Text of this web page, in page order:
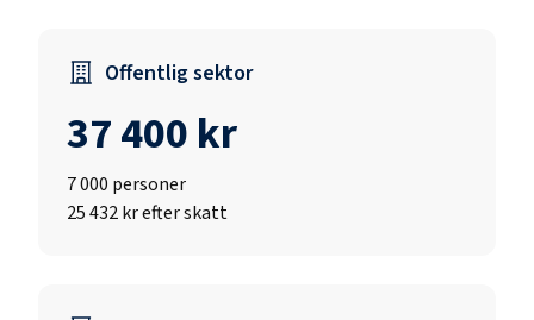
Offentlig sektor
37 400 kr
7 000 personer
25 432 kr efter skatt